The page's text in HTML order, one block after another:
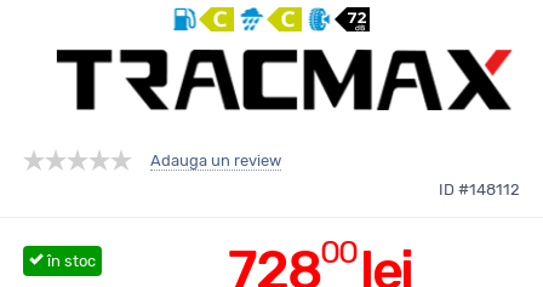
Adauga un review
ID #148112
72800lei
în stoc